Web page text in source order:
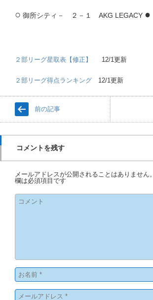
○ 御所シティ－ ２－１ AKG LEGACY ●
２部リーグ星取表【修正】 12/1更新
２部リーグ得点ランキング 12/1更新
前の記事
コメントを残す
メールアドレスが公開されることはありません。
欄は必須項目です